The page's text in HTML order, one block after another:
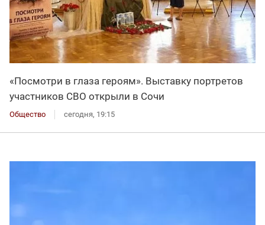
«Посмотри в глаза героям». Выставку портретов
участников СВО открыли в Сочи
Общество сегодня, 19:15